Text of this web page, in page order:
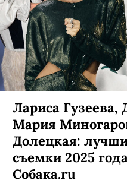
Лариса
Мария
Долецкая:
съемки 2025
Собака.ru